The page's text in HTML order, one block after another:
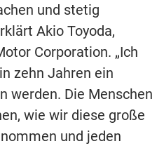
und stetig
Akio Toyoda,
Corporation. „Ich
zehn Jahren ein
werden. Die Menschen
wie wir diese große
und jeden